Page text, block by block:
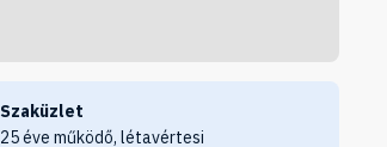
Szaküzlet
25 éve működő, létavértesi